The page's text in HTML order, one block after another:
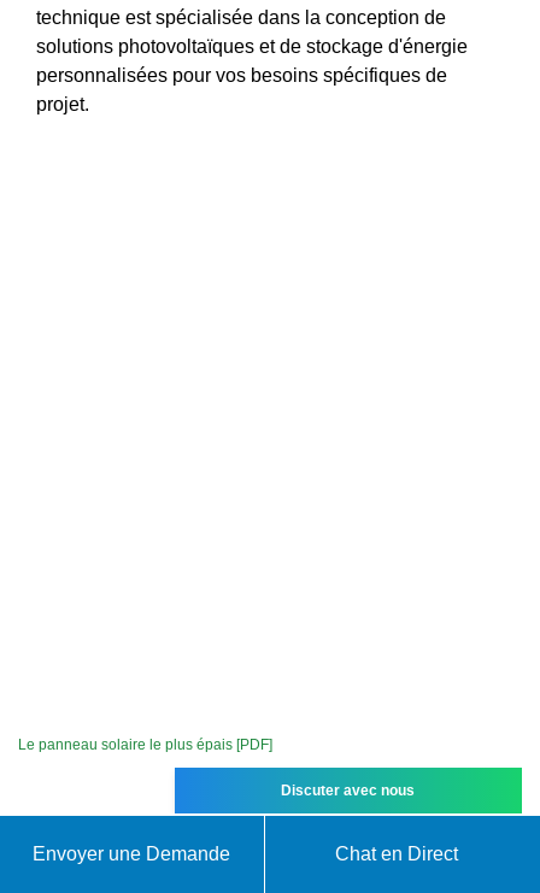
technique est spécialisée dans la conception de
solutions photovoltaïques et de stockage d'énergie
personnalisées pour vos besoins spécifiques de
projet.
Le panneau solaire le plus épais [PDF]
Discuter avec nous
Envoyer une Demande Chat en Direct